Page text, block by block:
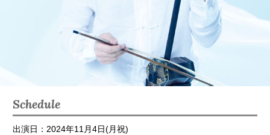
Schedule
出演日：2024年11月4日(月祝)